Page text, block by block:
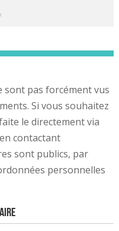
sont pas forcément vus
Si vous souhaitez
le directement via
contactant
sont publics, par
personnelles